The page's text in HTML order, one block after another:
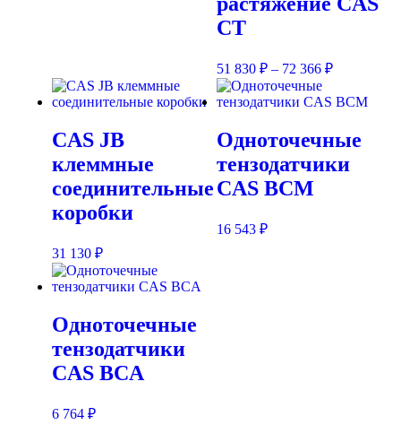
CT
51 830 ₽ – 72 366 ₽
CAS JB
клеммные
соединительные
коробки
31 130 ₽
Одноточечные
тензодатчики
CAS BCM
16 543 ₽
Одноточечные
тензодатчики
CAS BCA
6 764 ₽